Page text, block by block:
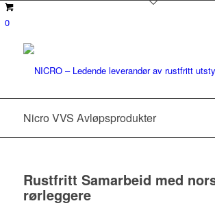
0
Nicro VVS Avløpsprodukter
Rustfritt Samarbeid med
rørleggere